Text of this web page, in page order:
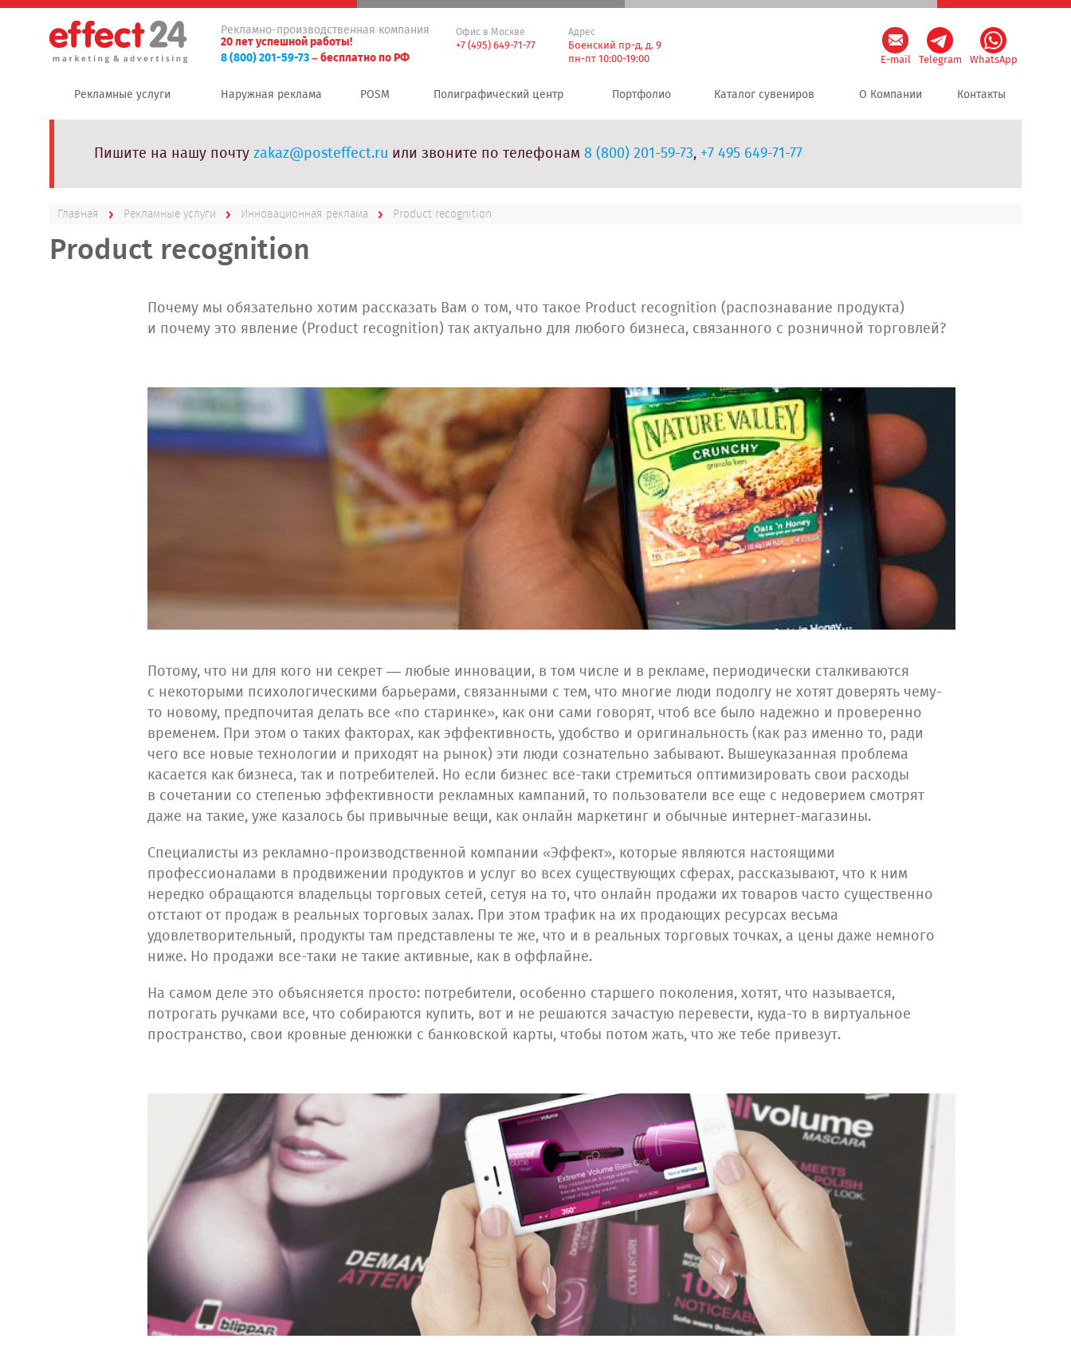
Рекламно-производственная компания
20 лет успешной работы!
8 (800) 201-59-73– бесплатно по РФ
Офис в Москве
+7 (495) 649-71-77
Адрес
Боенский пр-д, д. 9
пн-пт 10:00-19:00
E-mail Telegram WhatsApp
Рекламные услуги Наружная реклама POSM Полиграфический центр Портфолио Каталог сувениров О Компании Контакты
Пишите на нашу почтуzakaz@posteffect.ru или звоните по телефонам 8 (800) 201-59-73, +7 495 649-71-77
Главная Рекламные услуги Инновационная реклама Product recognition
Product recognition
Почему мы обязательно хотим рассказать Вам о том, что такое Product recognition (распознавание продукта)
и почему это явление (Product recognition) так актуально для любого бизнеса, связанного с розничной торговлей?
Потому, что ни для кого ни секрет — любые инновации, в том числе и в рекламе, периодически сталкиваются
с некоторыми психологическими барьерами, связанными с тем, что многие люди подолгу не хотят доверять чему-
то новому, предпочитая делать все «по старинке», как они сами говорят, чтоб все было надежно и проверенно
временем. При этом о таких факторах, как эффективность, удобство и оригинальность (как раз именно то, ради
чего все новые технологии и приходят на рынок) эти люди сознательно забывают. Вышеуказанная проблема
касается как бизнеса, так и потребителей. Но если бизнес все-таки стремиться оптимизировать свои расходы
в сочетании со степенью эффективности рекламных кампаний, то пользователи все еще с недоверием смотрят
даже на такие, уже казалось бы привычные вещи, как онлайн маркетинг и обычные интернет-магазины.
Специалисты из рекламно-производственной компании «Эффект», которые являются настоящими
профессионалами в продвижении продуктов и услуг во всех существующих сферах, рассказывают, что к ним
нередко обращаются владельцы торговых сетей, сетуя на то, что онлайн продажи их товаров часто существенно
отстают от продаж в реальных торговых залах. При этом трафик на их продающих ресурсах весьма
удовлетворительный, продукты там представлены те же, что и в реальных торговых точках, а цены даже немного
ниже. Но продажи все-таки не такие активные, как в оффлайне.
На самом деле это объясняется просто: потребители, особенно старшего поколения, хотят, что называется,
потрогать ручками все, что собираются купить, вот и не решаются зачастую перевести, куда-то в виртуальное
пространство, свои кровные денюжки с банковской карты, чтобы потом жать, что же тебе привезут.